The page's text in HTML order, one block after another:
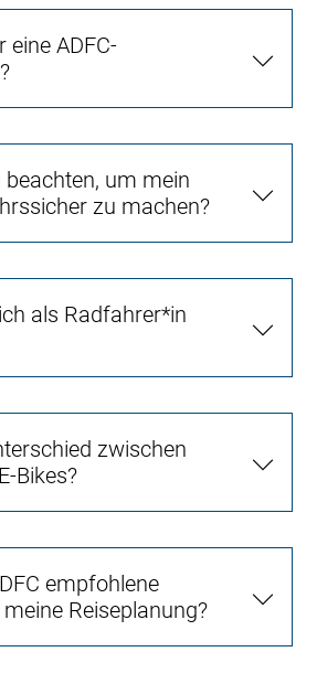
eine ADFC-
um mein
zu machen?
als Radfahrer*in
zwischen
Bikes?
empfohlene
Reiseplanung?